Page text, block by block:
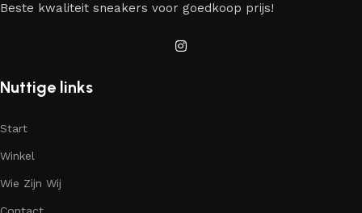
Beste kwaliteit sneakers voor goedkoop prijs!
Nuttige links
Start
Winkel
Wie Zijn Wij
Contact